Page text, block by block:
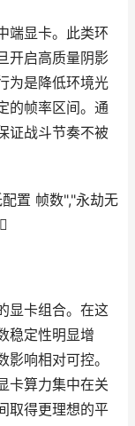
端显卡。此类环
开启高质量阴影
为是降低环境光
的帧率区间。通
证战斗节奏不被
置 帧数","永劫无
显卡组合。在这
稳定性明显增
响相对可控。
卡算力集中在关
取得更理想的平